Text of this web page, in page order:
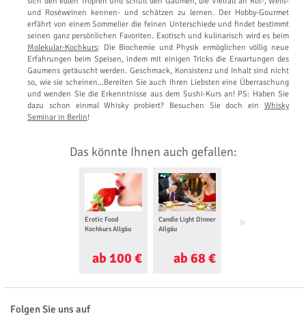
und Roséweinen kennen- und schätzen zu lernen. Der Hobby-Gourmet
erfährt von einem Sommelier die feinen Unterschiede und findet bestimmt
seinen ganz persönlichen Favoriten. Exotisch und kulinarisch wird es beim
Molekular-Kochkurs: Die Biochemie und Physik ermöglichen völlig neue
Erfahrungen beim Speisen, indem mit einigen Tricks die Erwartungen des
Gaumens getäuscht werden. Geschmack, Konsistenz und Inhalt sind nicht
so, wie sie scheinen…Bereiten Sie auch Ihren Liebsten eine Überraschung
und wenden Sie die Erkenntnisse aus dem Sushi-Kurs an! PS: Haben Sie
dazu schon einmal Whisky probiert? Besuchen Sie doch ein Whisky
Seminar in Berlin!
Das könnte Ihnen auch gefallen:
Erotic Food
Kochkurs Allgäu
ab 100 €
Candle Light Dinner
Allgäu
ab 68 €
Bierbraukurs Allgäu
Folgen Sie uns auf